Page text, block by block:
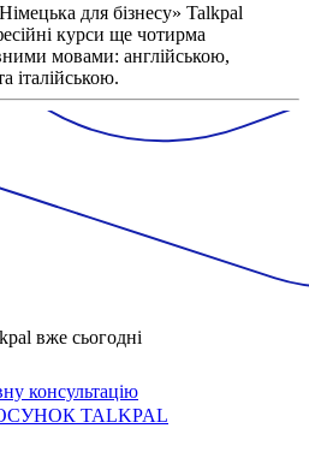
для бізнесу» Talkpal
курси ще чотирма
мовами: англійською,
італійською.
вже сьогодні
консультацію
TALKPAL